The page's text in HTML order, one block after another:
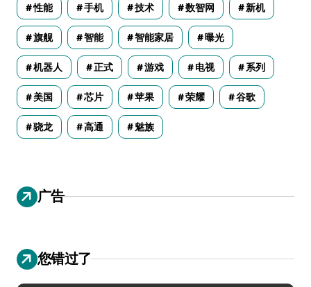
性能 手机 技术 数智网 新机
旗舰 智能 智能家居 曝光
机器人 正式 游戏 电视 系列
美国 芯片 苹果 荣耀 谷歌
骁龙 高通 魅族
广告
您错过了